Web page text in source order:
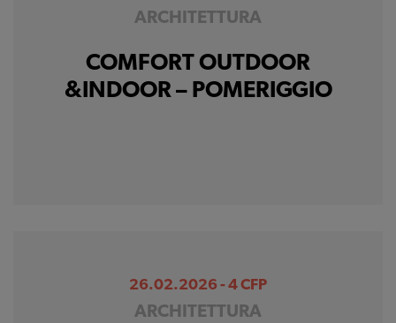
ARCHITETTURA
COMFORT OUTDOOR
&INDOOR – POMERIGGIO
26.02.2026 - 4 CFP
ARCHITETTURA